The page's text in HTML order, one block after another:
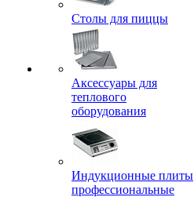
Столы для пиццы
Аксессуары для
теплового
оборудования
Индукционные плиты
профессиональные